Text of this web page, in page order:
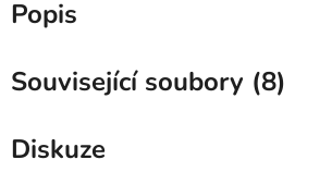
Popis
Související soubory (8)
Diskuze